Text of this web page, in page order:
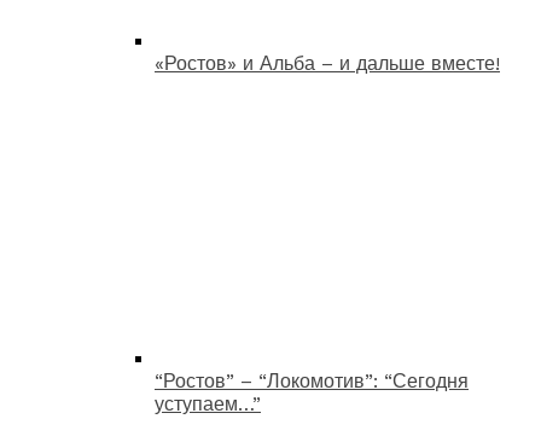
«Ростов» и Альба – и дальше вместе!
“Ростов” – “Локомотив”: “Сегодня
уступаем…”